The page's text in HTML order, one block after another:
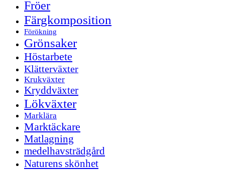
Fröer
Färgkomposition
Förökning
Grönsaker
Höstarbete
Klätterväxter
Krukväxter
Kryddväxter
Lökväxter
Marklära
Marktäckare
Matlagning
medelhavsträdgård
Naturens skönhet